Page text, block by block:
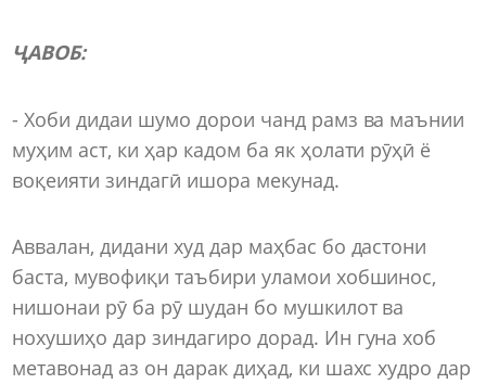
ҶАВОБ:
- Хоби дидаи шумо дорои чанд рамз ва маънии
муҳим аст, ки ҳар кадом ба як ҳолати рӯҳӣ ё
воқеияти зиндагӣ ишора мекунад.
Аввалан, дидани худ дар маҳбас бо дастони
баста, мувофиқи таъбири уламои хобшинос,
нишонаи рӯ ба рӯ шудан бо мушкилот ва
нохушиҳо дар зиндагиро дорад. Ин гуна хоб
метавонад аз он дарак диҳад, ки шахс худро дар